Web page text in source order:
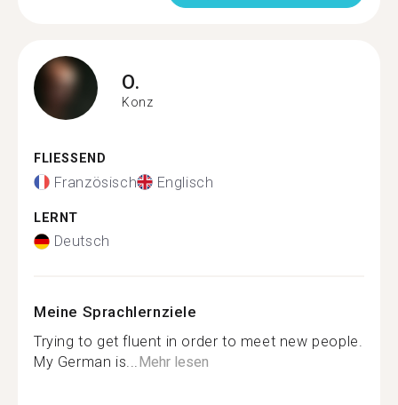
O.
Konz
FLIESSEND
Französisch Englisch
LERNT
Deutsch
Meine Sprachlernziele
Trying to get fluent in order to meet new people.
My German is...Mehr lesen